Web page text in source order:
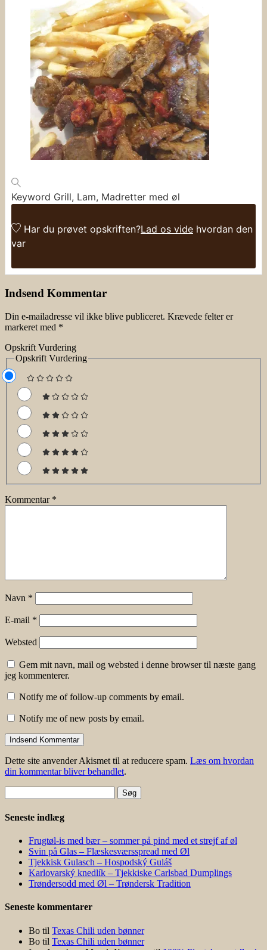
Keyword Grill, Lam, Madretter med øl
Har du prøvet opskriften?Lad os vide hvordan den
var
Indsend Kommentar
Din e-mailadresse vil ikke blive publiceret. Krævede felter er
markeret med *
Opskrift Vurdering
Opskrift Vurdering
Kommentar *
Navn *
E-mail *
Websted
Gem mit navn, mail og websted i denne browser til næste gang
jeg kommenterer.
Notify me of follow-up comments by email.
Notify me of new posts by email.
Dette site anvender Akismet til at reducere spam. Læs om hvordan
din kommentar bliver behandlet.
efter:
Seneste indlæg
Frugtøl-is med bær – sommer på pind med et strejf af øl
Svin på Glas – Flæskesværsspread med Øl
Tjekkisk Gulasch – Hospodský Guláš
Karlovarský knedlík – Tjekkiske Carlsbad Dumplings
Trøndersodd med Øl – Trøndersk Tradition
Seneste kommentarer
Bo til Texas Chili uden bønner
Bo til Texas Chili uden bønner